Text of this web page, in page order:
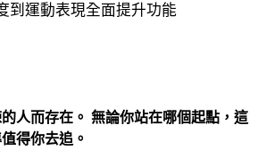
到運動表現全面提升功能
人而存在。 無論你站在哪個起點，這
得你去追。